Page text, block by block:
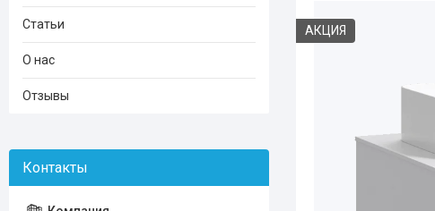
АКЦИЯ
Статьи
О нас
Отзывы